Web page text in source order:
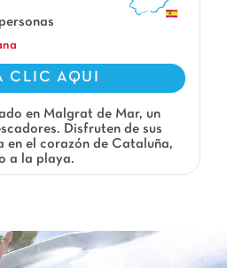
CLIC AQUI
en Malgrat de Mar, un
Disfruten de sus
en el corazón de Cataluña,
a la playa.